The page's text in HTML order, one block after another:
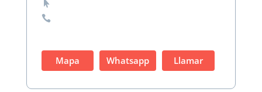


Mapa Whatsapp Llamar